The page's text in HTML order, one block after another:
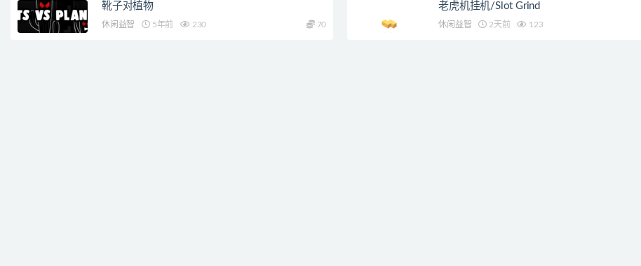
靴子对植物
休闲益智 5年前 230 70
老虎机挂机/Slot Grind
休闲益智 2天前 123